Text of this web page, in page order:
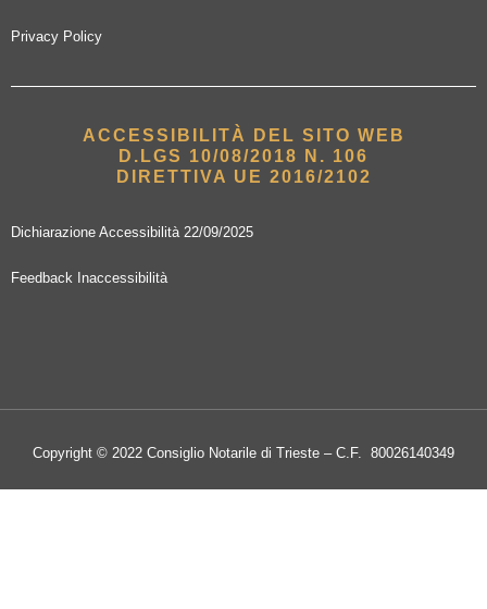
Privacy Policy
ACCESSIBILITÀ DEL SITO WEB
D.LGS 10/08/2018 N. 106
DIRETTIVA UE 2016/2102
Dichiarazione Accessibilità 22/09/2025
Feedback Inaccessibilità
Copyright © 2022 Consiglio Notarile di Trieste – C.F. 80026140349